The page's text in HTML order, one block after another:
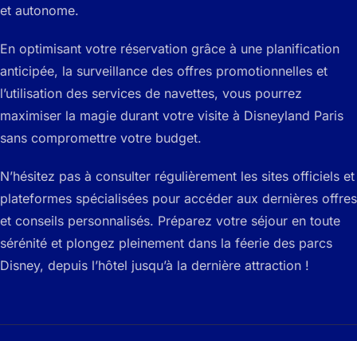
et autonome.
En optimisant votre réservation grâce à une planification
anticipée, la surveillance des offres promotionnelles et
l’utilisation des services de navettes, vous pourrez
maximiser la magie durant votre visite à Disneyland Paris
sans compromettre votre budget.
N’hésitez pas à consulter régulièrement les sites officiels et
plateformes spécialisées pour accéder aux dernières offres
et conseils personnalisés. Préparez votre séjour en toute
sérénité et plongez pleinement dans la féerie des parcs
Disney, depuis l’hôtel jusqu’à la dernière attraction !